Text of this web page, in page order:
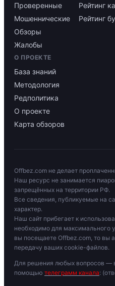
Проверенные
Мошеннические
Обзоры
Жалобы
Рейтинг
Рейтинг
О ПРОЕКТЕ
База знаний
Методология
Редполитика
О проекте
Карта обзоров
Offbez.com не делает
Наш ресурс не занимается
запрещённых на территории РФ.
Все сведения, публикуемые на
характер.
Наш сайт прибегает к
необходимо для максимального
вы посещаете Offbez.com, то вы
передачу ваших cookie-файлов.
Для решения любых вопросов —
помощью телеграмм канала: